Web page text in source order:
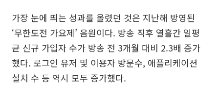
가장 눈에 띄는 성과를 올렸던 것은 지난해 방영된
‘무한도전 가요제’ 음원이다. 방송 직후 열흘간 일평
균 신규 가입자 수가 방송 전 3개월 대비 2.3배 증가
했다. 로그인 유저 및 이용자 방문수, 애플리케이션
설치 수 등 역시 모두 증가했다.